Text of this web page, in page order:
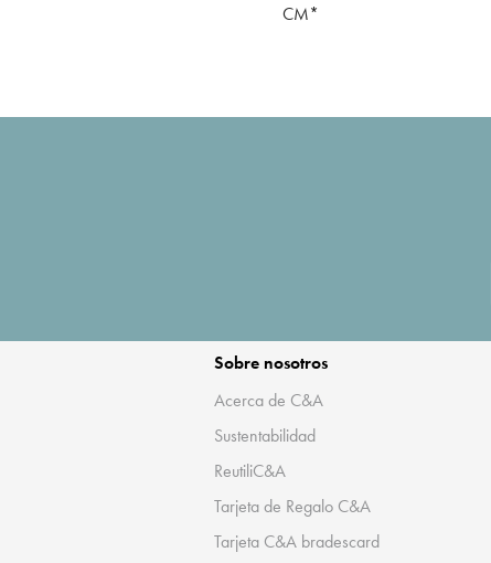
CM*
Sobre nosotros
Acerca de C&A
Sustentabilidad
ReutiliC&A
Tarjeta de Regalo C&A
Tarjeta C&A bradescard